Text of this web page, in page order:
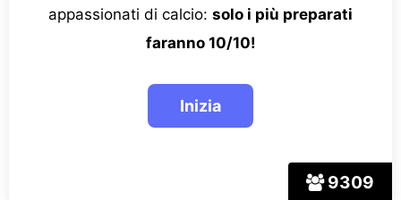
9309
appassionati di calcio: solo i più preparati
faranno 10/10!